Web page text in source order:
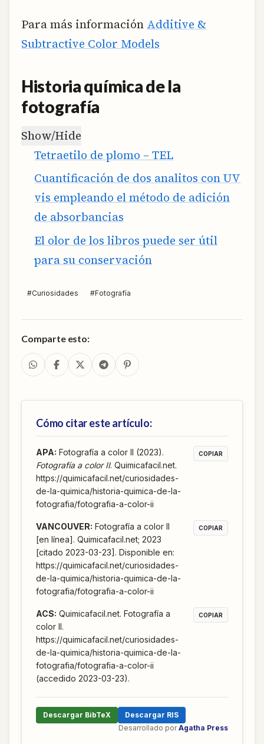
Para más información Additive &
Subtractive Color Models
Historia química de la
fotografía
Show/Hide
Tetraetilo de plomo – TEL
Cuantificación de dos analitos con UV
vis empleando el método de adición
de absorbancias
El olor de los libros puede ser útil
para su conservación
#Curiosidades #Fotografía
Comparte esto:
Cómo citar este artículo:
APA: Fotografía a color II (2023).
Fotografía a color II. Quimicafacil.net.
https://quimicafacil.net/curiosidades-
de-la-quimica/historia-quimica-de-la-
fotografia/fotografia-a-color-ii
COPIAR
VANCOUVER: Fotografía a color II
[en línea]. Quimicafacil.net; 2023
[citado 2023-03-23]. Disponible en:
https://quimicafacil.net/curiosidades-
de-la-quimica/historia-quimica-de-la-
fotografia/fotografia-a-color-ii
COPIAR
ACS: Quimicafacil.net. Fotografía a
color II.
https://quimicafacil.net/curiosidades-
de-la-quimica/historia-quimica-de-la-
fotografia/fotografia-a-color-ii
(accedido 2023-03-23).
COPIAR
Descargar BibTeX
Descargar RIS
Desarrollado por Agatha Press